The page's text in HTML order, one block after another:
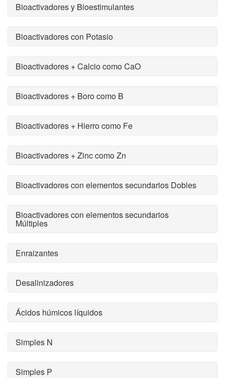
Bioactivadores y Bioestimulantes
Bioactivadores con Potasio
Bioactivadores + Calcio como CaO
Bioactivadores + Boro como B
Bioactivadores + Hierro como Fe
Bioactivadores + Zinc como Zn
Bioactivadores con elementos secundarios Dobles
Bioactivadores con elementos secundarios
Múltiples
Enraizantes
Desalinizadores
Ácidos húmicos líquidos
Simples N
Simples P